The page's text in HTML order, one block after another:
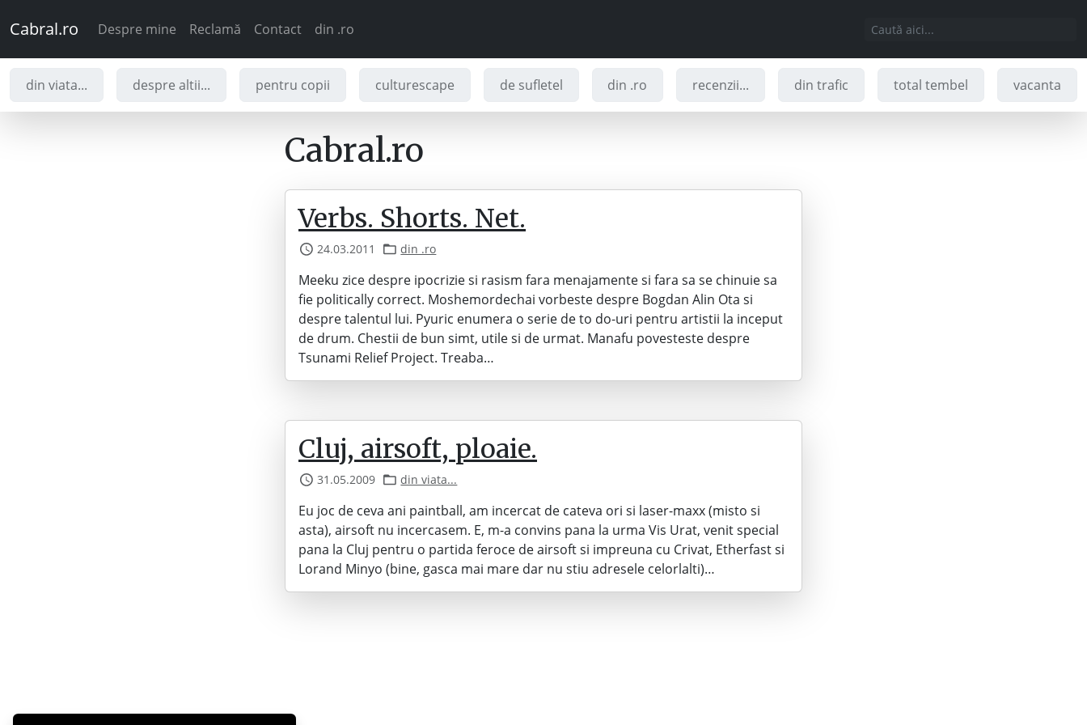
Cabral.ro Despre mine Reclamă Contact din .ro
din viata... despre altii... pentru copii culturescape de sufletel din .ro recenzii... din trafic total tembel vacanta
Cabral.ro
Verbs. Shorts. Net.
24.03.2011 din .ro
Meeku zice despre ipocrizie si rasism fara menajamente si fara sa se chinuie sa
fie politically correct. Moshemordechai vorbeste despre Bogdan Alin Ota si
despre talentul lui. Pyuric enumera o serie de to do-uri pentru artistii la inceput
de drum. Chestii de bun simt, utile si de urmat. Manafu povesteste despre
Tsunami Relief Project. Treaba…
Cluj, airsoft, ploaie.
31.05.2009 din viata...
Eu joc de ceva ani paintball, am incercat de cateva ori si laser-maxx (misto si
asta), airsoft nu incercasem. E, m-a convins pana la urma Vis Urat, venit special
pana la Cluj pentru o partida feroce de airsoft si impreuna cu Crivat, Etherfast si
Lorand Minyo (bine, gasca mai mare dar nu stiu adresele celorlalti)…